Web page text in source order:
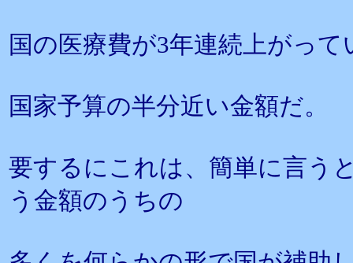
国の医療費が3年連続上がっ
国家予算の半分近い金額だ。
要するにこれは、簡単に言う
う金額のうちの